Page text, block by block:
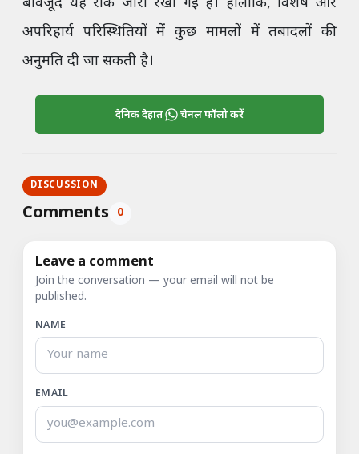
बावजूद यह रोक जारी रखी गई है। हालांकि, विशेष और
अपरिहार्य परिस्थितियों में कुछ मामलों में तबादलों की
अनुमति दी जा सकती है।
दैनिक देहात चैनल फॉलो करें
DISCUSSION
Comments 0
Leave a comment
Join the conversation — your email will not be
published.
NAME
EMAIL